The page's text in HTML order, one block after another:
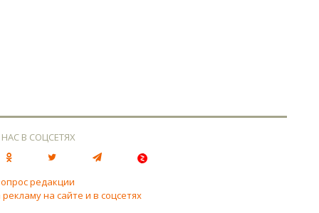
В СОЦСЕТЯХ
редакции
на сайте и в соцсетях